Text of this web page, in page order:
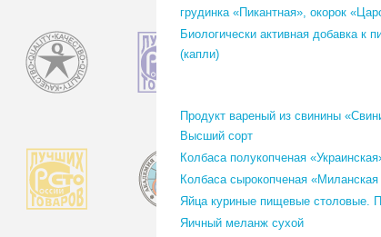
грудинка «Пикантная», окорок
Биологически активная добавка к
(капли)
Продукт вареный из свинины
Высший сорт
Колбаса полукопченая
Колбаса сырокопченая
Яйца куриные пищевые столовые.
Яичный меланж сухой